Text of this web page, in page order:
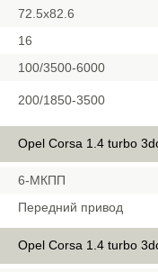
72.5x82.6
16
100/3500-6000
200/1850-3500
Opel Corsa 1.4 turbo
6-МКПП
Передний привод
Opel Corsa 1.4 turbo